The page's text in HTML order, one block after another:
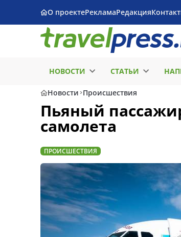
О проектеРекламаРедакция
НОВОСТИ СТАТЬИ
Новости Происшествия
Пьяный
самолета
ПРОИСШЕСТВИЯ